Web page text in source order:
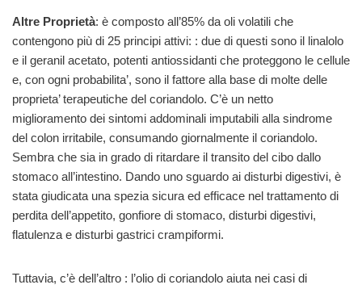
Altre Proprietà: è composto all’85% da oli volatili che
contengono più di 25 principi attivi: : due di questi sono il linalolo
e il geranil acetato, potenti antiossidanti che proteggono le cellule
e, con ogni probabilita’, sono il fattore alla base di molte delle
proprieta’ terapeutiche del coriandolo. C’è un netto
miglioramento dei sintomi addominali imputabili alla sindrome
del colon irritabile, consumando giornalmente il coriandolo.
Sembra che sia in grado di ritardare il transito del cibo dallo
stomaco all’intestino. Dando uno sguardo ai disturbi digestivi, è
stata giudicata una spezia sicura ed efficace nel trattamento di
perdita dell’appetito, gonfiore di stomaco, disturbi digestivi,
flatulenza e disturbi gastrici crampiformi.
Tuttavia, c’è dell’altro : l’olio di coriandolo aiuta nei casi di